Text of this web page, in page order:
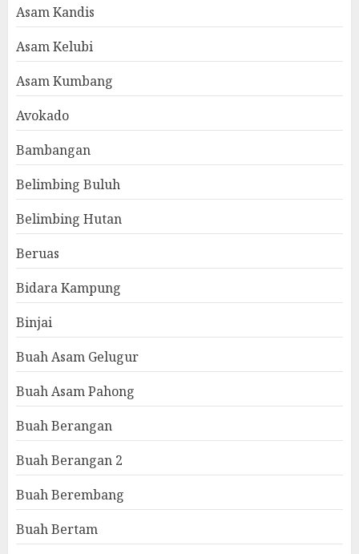
Asam Kandis
Asam Kelubi
Asam Kumbang
Avokado
Bambangan
Belimbing Buluh
Belimbing Hutan
Beruas
Bidara Kampung
Binjai
Buah Asam Gelugur
Buah Asam Pahong
Buah Berangan
Buah Berangan 2
Buah Berembang
Buah Bertam